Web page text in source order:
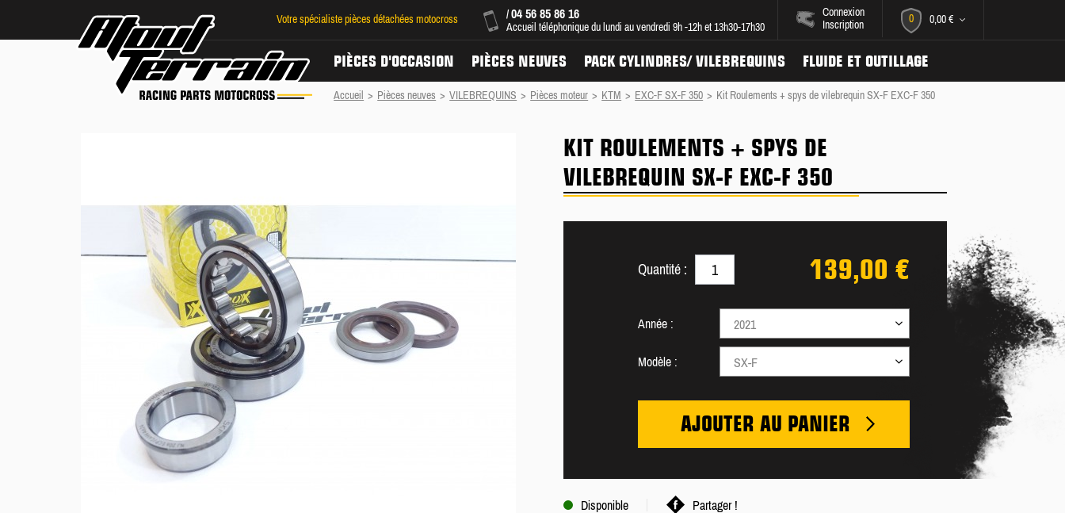
0 0,00 €
Connexion
Inscription
/04 56 85 86 16
Accueil téléphonique du lundi au vendredi 9h -12h et 13h30-17h30
Votre spécialiste pièces détachées motocross
PIÈCES D'OCCASION PIÈCES NEUVES PACK CYLINDRES/ VILEBREQUINS FLUIDE ET OUTILLAGE
Accueil > Pièces neuves > VILEBREQUINS > Pièces moteur > KTM > EXC-F SX-F 350 > Kit Roulements + spys de vilebrequin SX-F EXC-F 350
KIT ROULEMENTS + SPYS DE
VILEBREQUIN SX-F EXC-F 350
139,00 €
Quantité :
Année : 2021
Modèle : SX-F
AJOUTER AU PANIER
Disponible Partager !